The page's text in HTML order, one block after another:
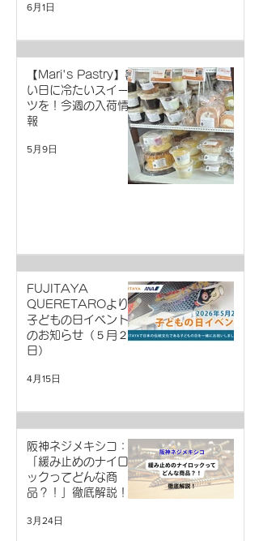
6月1日
【Mari's Pastry】暑
い日に冷たいスイー
ツを！今週の入荷情
報
5月9日
FUJITAYA
QUERETAROより
子どもの日イベント
のお知らせ（５月２
日）
4月15日
阪神ネジメキシコ：
「緩み止めのナイロ
ックってどんな商
品？！」徹底解説！
3月24日